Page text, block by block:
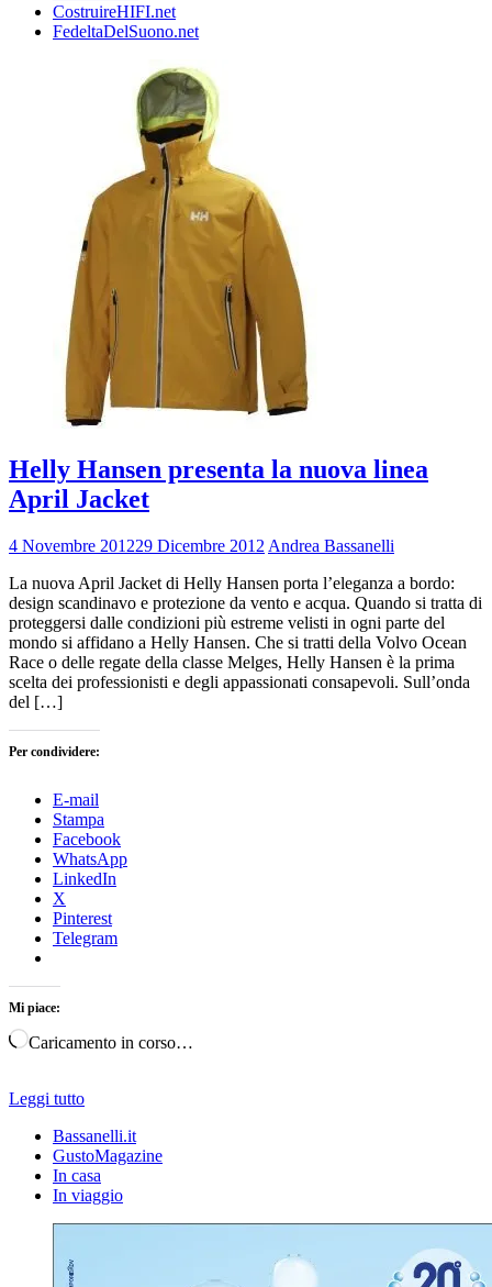
CostruireHIFI.net
FedeltaDelSuono.net
Helly Hansen presenta la nuova linea
April Jacket
4 Novembre 201229 Dicembre 2012 Andrea Bassanelli
La nuova April Jacket di Helly Hansen porta l’eleganza a bordo:
design scandinavo e protezione da vento e acqua. Quando si tratta di
proteggersi dalle condizioni più estreme velisti in ogni parte del
mondo si affidano a Helly Hansen. Che si tratti della Volvo Ocean
Race o delle regate della classe Melges, Helly Hansen è la prima
scelta dei professionisti e degli appassionati consapevoli. Sull’onda
del […]
Per condividere:
E-mail
Stampa
Facebook
WhatsApp
LinkedIn
X
Pinterest
Telegram
Mi piace:
Caricamento in corso…
Leggi tutto
Bassanelli.it
GustoMagazine
In casa
In viaggio